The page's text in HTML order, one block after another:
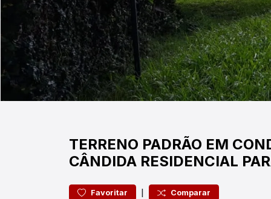
TERRENO PADRÃO EM
CÂNDIDA RESIDENCIAL
Favoritar | Comparar